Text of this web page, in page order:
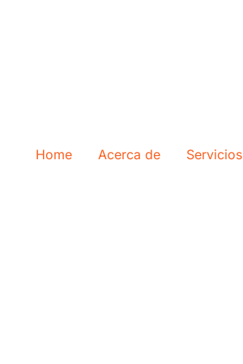
Home Acerca de Servicios